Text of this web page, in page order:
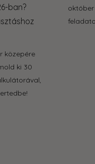
ban?
közepére
ki 30